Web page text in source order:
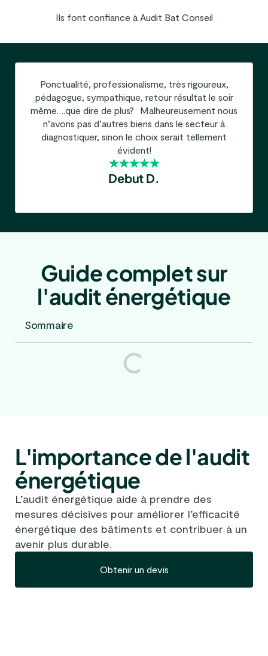
Ils font confiance à Audit Bat Conseil
Ponctualité, professionalisme, très rigoureux,
pédagogue, sympathique, retour résultat le soir
même….que dire de plus? Malheureusement nous
n’avons pas d’autres biens dans le secteur à
diagnostiquer, sinon le choix serait tellement
évident!
Debut D.
Guide complet sur
l'audit énergétique
Sommaire
L'importance de l'audit
énergétique
L’audit énergétique aide à prendre des
mesures décisives pour améliorer l’efficacité
énergétique des bâtiments et contribuer à un
avenir plus durable.
Obtenir un devis